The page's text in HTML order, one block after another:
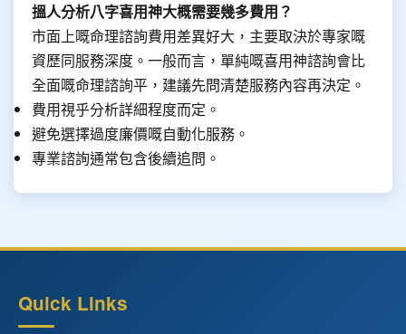
搵人分析八字喜用神大概需要幾多費用？
市面上嘅命理諮詢費用差異好大，主要取決於專家嘅
資歷同服務深度。一般而言，單純嘅喜用神諮詢會比
全面嘅命理諮詢平，建議先問清楚服務內容再決定。
費用視乎分析詳細程度而定。
避免選擇過度廉價嘅自動化服務。
專業諮詢通常包含後續追問。
Quick Links